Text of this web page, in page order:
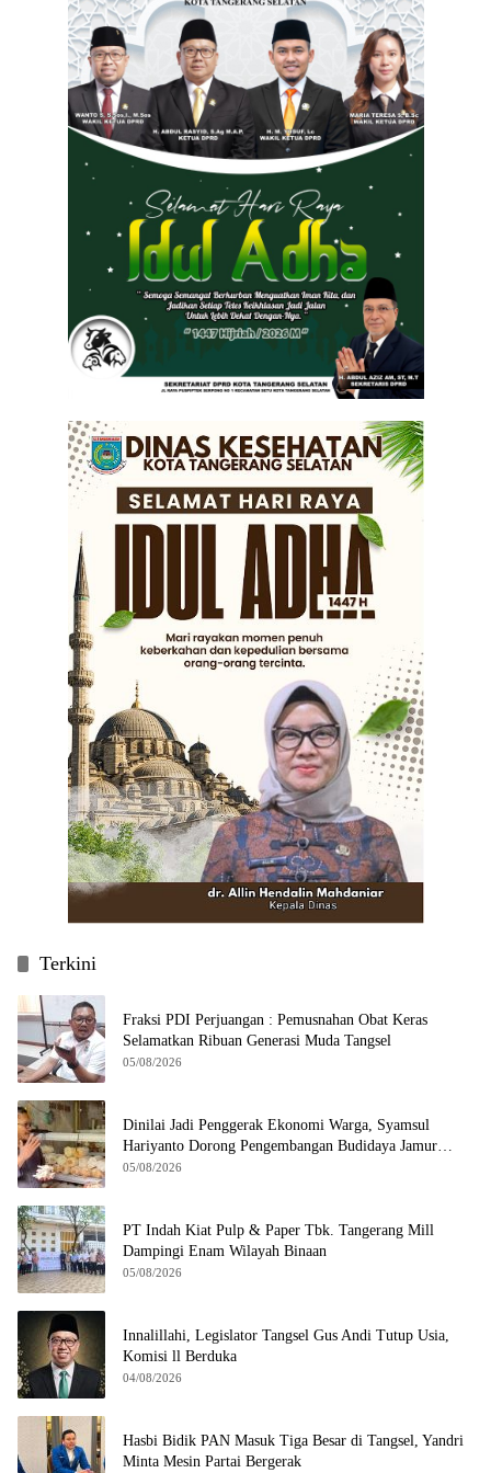
Terkini
Fraksi PDI Perjuangan : Pemusnahan Obat Keras
Selamatkan Ribuan Generasi Muda Tangsel
05/08/2026
Dinilai Jadi Penggerak Ekonomi Warga, Syamsul
Hariyanto Dorong Pengembangan Budidaya Jamur
Crispy di Serpong
05/08/2026
PT Indah Kiat Pulp & Paper Tbk. Tangerang Mill
Dampingi Enam Wilayah Binaan
05/08/2026
Innalillahi, Legislator Tangsel Gus Andi Tutup Usia,
Komisi ll Berduka
04/08/2026
Hasbi Bidik PAN Masuk Tiga Besar di Tangsel, Yandri
Minta Mesin Partai Bergerak